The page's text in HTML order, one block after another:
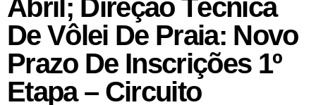
Abril; Direção Técnica
De Vôlei De Praia: Novo
Prazo De Inscrições 1º
Etapa – Circuito